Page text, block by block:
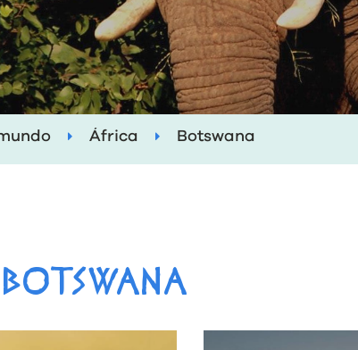
África Botswana